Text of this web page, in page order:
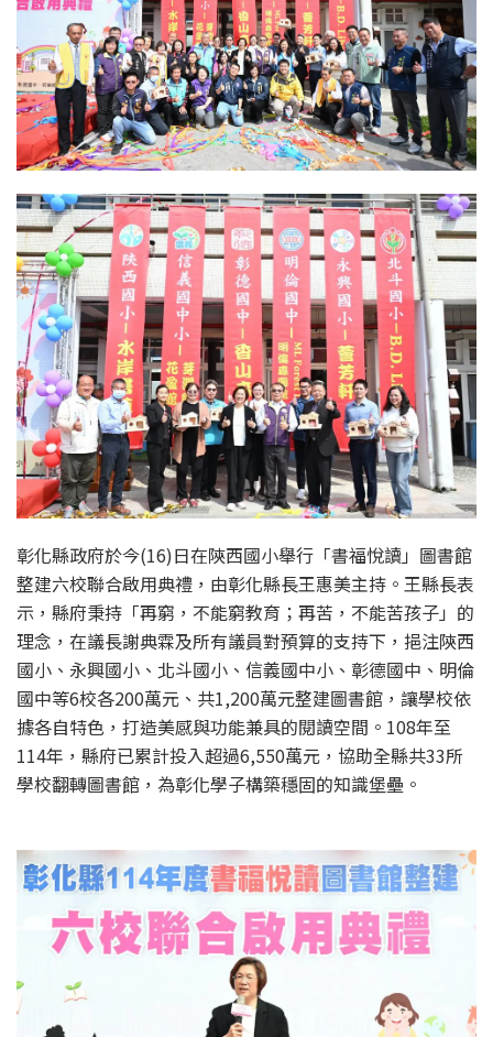
彰化縣政府於今(16)日在陝西國小舉行「書福悅讀」圖書館
整建六校聯合啟用典禮，由彰化縣長王惠美主持。王縣長表
示，縣府秉持「再窮，不能窮教育；再苦，不能苦孩子」的
理念，在議長謝典霖及所有議員對預算的支持下，挹注陝西
國小、永興國小、北斗國小、信義國中小、彰德國中、明倫
國中等6校各200萬元、共1,200萬元整建圖書館，讓學校依
據各自特色，打造美感與功能兼具的閱讀空間。108年至
114年，縣府已累計投入超過6,550萬元，協助全縣共33所
學校翻轉圖書館，為彰化學子構築穩固的知識堡壘。